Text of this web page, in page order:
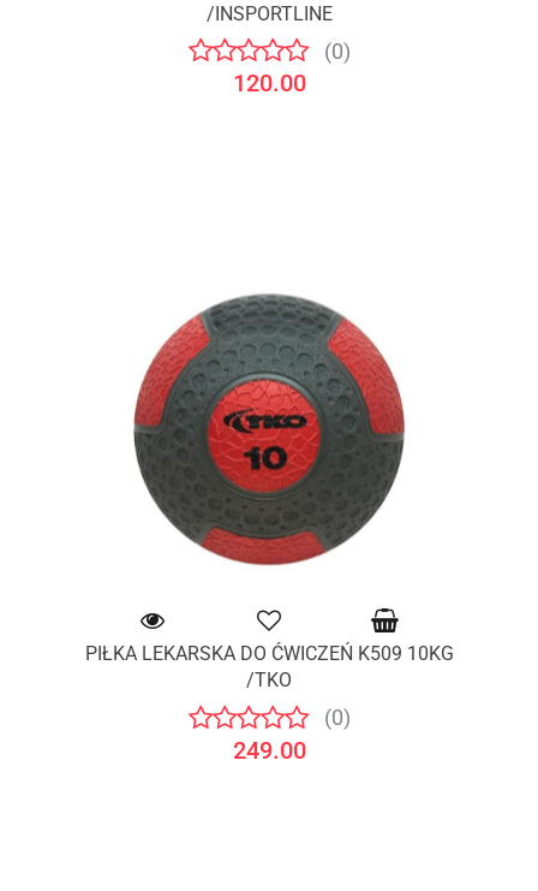
/INSPORTLINE
(0)
120.00
PIŁKA LEKARSKA DO ĆWICZEŃ K509 10KG
/TKO
(0)
249.00